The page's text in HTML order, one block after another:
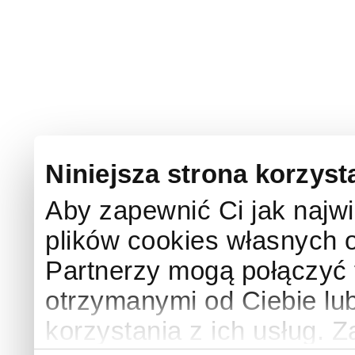
Niniejsza strona
Aby zapewnić Ci jak
plików cookies własnych
Partnerzy mogą
otrzymanymi od Ciebie
korzystania z ich usług.